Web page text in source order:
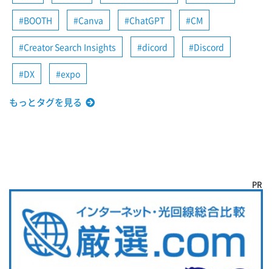
BOOTH Canva ChatGPT CM
Creator Search Insights dicord Discord
DX expo
もっとタグを見る
PR